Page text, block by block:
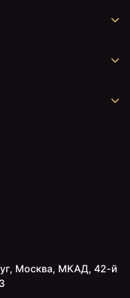
Москва, МКАД, 42-й